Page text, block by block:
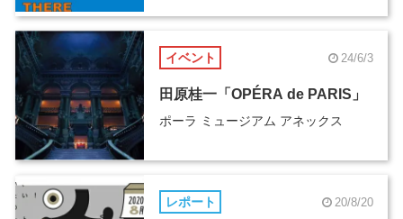
イベント 24/6/3
田原桂一「OPÉRA de PARIS」
ポーラ ミュージアム アネックス
レポート 20/8/20